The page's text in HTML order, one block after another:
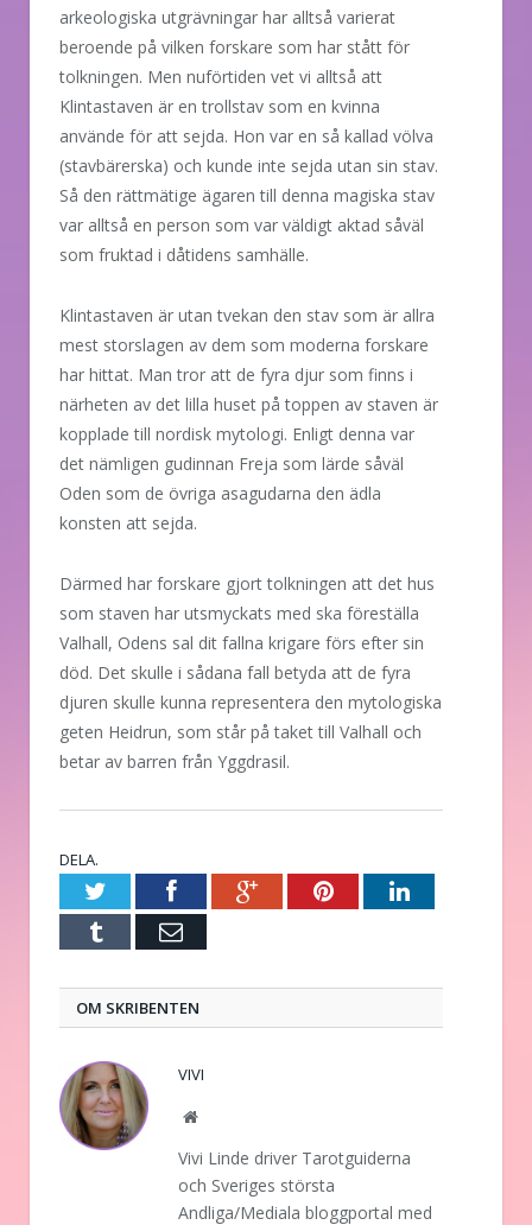
arkeologiska utgrävningar har alltså varierat
beroende på vilken forskare som har stått för
tolkningen. Men nuförtiden vet vi alltså att
Klintastaven är en trollstav som en kvinna
använde för att sejda. Hon var en så kallad völva
(stavbärerska) och kunde inte sejda utan sin stav.
Så den rättmätige ägaren till denna magiska stav
var alltså en person som var väldigt aktad såväl
som fruktad i dåtidens samhälle.
Klintastaven är utan tvekan den stav som är allra
mest storslagen av dem som moderna forskare
har hittat. Man tror att de fyra djur som finns i
närheten av det lilla huset på toppen av staven är
kopplade till nordisk mytologi. Enligt denna var
det nämligen gudinnan Freja som lärde såväl
Oden som de övriga asagudarna den ädla
konsten att sejda.
Därmed har forskare gjort tolkningen att det hus
som staven har utsmyckats med ska föreställa
Valhall, Odens sal dit fallna krigare förs efter sin
död. Det skulle i sådana fall betyda att de fyra
djuren skulle kunna representera den mytologiska
geten Heidrun, som står på taket till Valhall och
betar av barren från Yggdrasil.
DELA.
TwitterFacebookGoogle+PinterestLinkedIn
Tumblr E-
OM SKRIBENTEN
VIVI
Website
Vivi Linde driver Tarotguiderna
och Sveriges största
Andliga/Mediala bloggportal med